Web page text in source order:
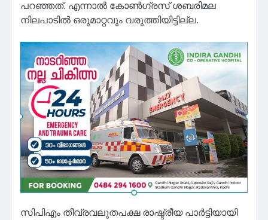
പറഞ്ഞത്. എന്നാല്‍ കോണ്‍ഗ്രസ് ശബരിമല
നിലപാടില്‍ ഒരുമാറ്റവും വരുത്തിയിട്ടില്ല.
സിപിഎം തീവ്രവലുതപക്ഷ രാഷ്ട്രീയ പാര്‍ട്ടിയായി